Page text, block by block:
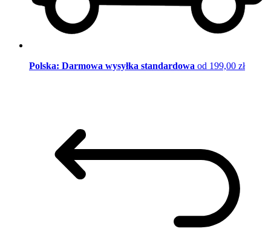
Polska: Darmowa wysyłka standardowa od 199,00 zł